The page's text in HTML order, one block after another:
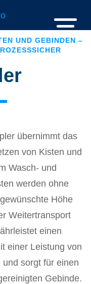
UND GEBINDEN –
übernimmt das
von Kisten und
Wasch- und
werden ohne
Höhe
Weitertransport
einen
einer Leistung von
sorgt für einen
Gebinde.